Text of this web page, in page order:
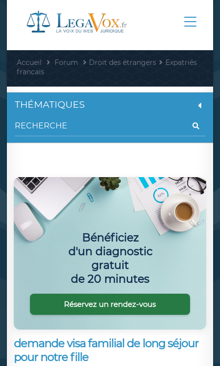
Accueil Forum Droit des étrangers
Expatriés
francais
demande visa familial de long séjour
pour notre fille
THÉMATIQUES
Bénéficiez
d'un diagnostic
gratuit
de 20 minutes
Réservez un rendez-vous